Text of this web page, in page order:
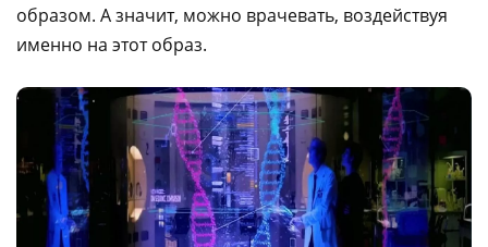
образом. А значит, можно врачевать, воздействуя
именно на этот образ.